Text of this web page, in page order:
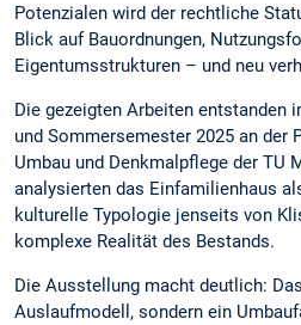
Potenzialen wird der rechtliche
Blick auf Bauordnungen,
Eigentumsstrukturen – und neu
Die gezeigten Arbeiten entstanden
und Sommersemester 2025 an der
Umbau und Denkmalpflege der TU
analysierten das Einfamilienhaus
kulturelle Typologie jenseits von
komplexe Realität des Bestands.
Die Ausstellung macht deutlich:
Auslaufmodell, sondern ein